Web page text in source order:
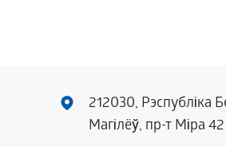
212030, Рэспубліка
Магілёў, пр-т Міра 42